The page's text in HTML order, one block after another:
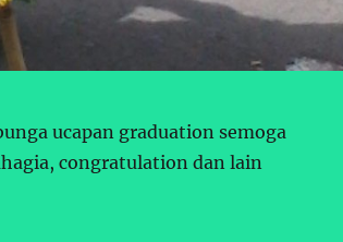
ucapan graduation semoga
congratulation dan lain